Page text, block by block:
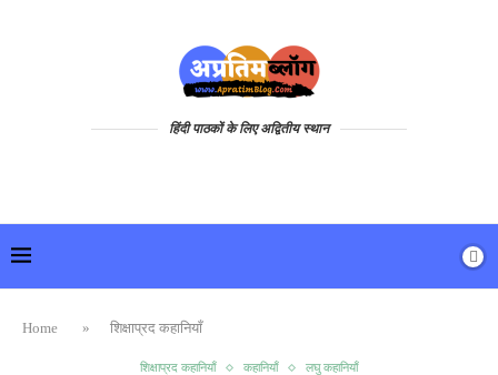
हिंदी पाठकों के लिए अद्वितीय स्थान
Home » शिक्षाप्रद कहानियाँ
शिक्षाप्रद कहानियाँ कहानियाँ लघु कहानियाँ